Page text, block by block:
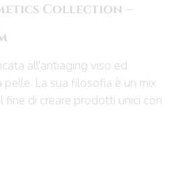
Collection –
all'antiaging viso ed
La sua filosofia è un mix
fine di creare prodotti unici con